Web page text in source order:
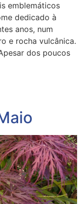
emblemáticos
dedicado à
anos, num
e rocha vulcânica.
dos poucos